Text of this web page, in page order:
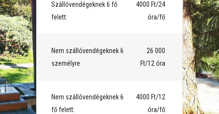
Szállóvendégeknek 6 fő
felett:
⠀4000 Ft/24
óra/fő
Nem szállóvendégeknek 6
személyre
⠀26 000
Ft/12 óra
Nem szállóvendégeknek 6
fő felett:
⠀4000 Ft/12
óra/fő